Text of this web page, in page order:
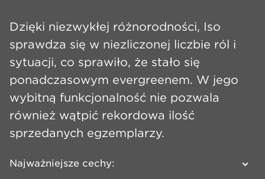
Dzięki niezwykłej różnorodności, Iso
sprawdza się w niezliczonej liczbie ról i
sytuacji, co sprawiło, że stało się
ponadczasowym evergreenem. W jego
wybitną funkcjonalność nie pozwala
również wątpić rekordowa ilość
sprzedanych egzemplarzy.
Najważniejsze cechy: